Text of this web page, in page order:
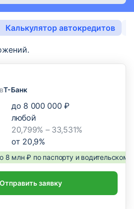
Калькулятор автокредитов
Т-Банк
до 8 000 000 ₽
любой
20,799% – 33,531%
от 20,9%
8 млн ₽ по паспорту и
Отправить заявку